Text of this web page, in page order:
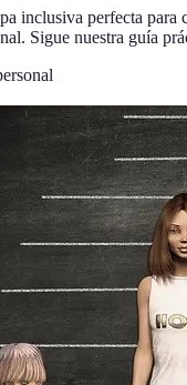
inclusiva perfecta para
Sigue nuestra guía